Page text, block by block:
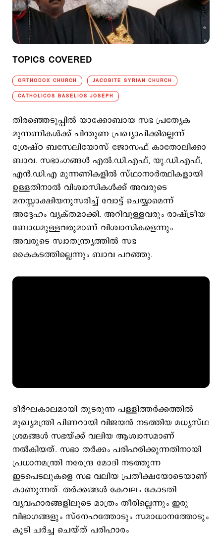
TOPICS COVERED
ORTHODOX CHURCH JACOBITE SYRIAN CHURCH
CATHOLICOS BASELIOS JOSEPH
തിരഞ്ഞെടുപ്പിൽ യാക്കോബായ സഭ പ്രത്യേക
മുന്നണികൾക്ക് പിന്തുണ പ്രഖ്യാപിക്കില്ലെന്ന്
ശ്രേഷ്ഠ ബസേലിയോസ് ജോസഫ് കാതോലിക്കാ
ബാവ. സഭാംഗങ്ങൾ എൽ.ഡി.എഫ്, യു.ഡി.എഫ്,
എൻ.ഡി.എ മുന്നണികളിൽ സ്ഥാനാർത്ഥികളായി
ഉള്ളതിനാൽ വിശ്വാസികൾക്ക് അവരുടെ
മനസ്സാക്ഷിയനുസരിച്ച് വോട്ട് ചെയ്യാമെന്ന്
അദ്ദേഹം വ്യക്തമാക്കി. അറിവുള്ളവരും രാഷ്ട്രീയ
ബോധമുള്ളവരുമാണ് വിശ്വാസികളെന്നും
അവരുടെ സ്വാതന്ത്ര്യത്തിൽ സഭ
കൈകടത്തില്ലെന്നും ബാവ പറഞ്ഞു.
ദീർഘകാലമായി തുടരുന്ന പള്ളിത്തർക്കത്തിൽ
മുഖ്യമന്ത്രി പിണറായി വിജയൻ നടത്തിയ മധ്യസ്ഥ
ശ്രമങ്ങൾ സഭയ്ക്ക് വലിയ ആശ്വാസമാണ്
നൽകിയത്. സഭാ തർക്കം പരിഹരിക്കുന്നതിനായി
പ്രധാനമന്ത്രി നരേന്ദ്ര മോദി നടത്തുന്ന
ഇടപെടലുകളെ സഭ വലിയ പ്രതീക്ഷയോടെയാണ്
കാണുന്നത്. തർക്കങ്ങൾ കേവലം കോടതി
വ്യവഹാരങ്ങളിലൂടെ മാത്രം തീരില്ലെന്നും ഇരു
വിഭാഗങ്ങളും സ്നേഹത്തോടും സമാധാനത്തോടും
കൂടി ചർച്ച ചെയ്ത് പരിഹാരം